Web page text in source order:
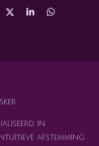
D
S
D
in
afstemming